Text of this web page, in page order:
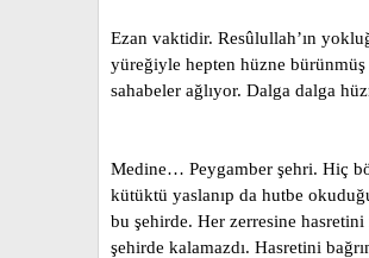
Ezan vaktidir. Resûlullah’ın
yüreğiyle hepten hüzne
sahabeler ağlıyor. Dalga dalga
Medine… Peygamber şehri. Hiç
kütüktü yaslanıp da hutbe
bu şehirde. Her zerresine hasretini
şehirde kalamazdı. Hasretini